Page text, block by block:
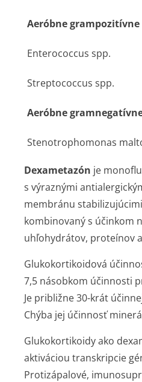
Aeróbne
Enterococcus spp.
Streptococcus spp.
Aeróbne
Stenotrophomonas
Dexametazón je
s výraznými
membránu
kombinovaný s účinkom
uhľohydrátov, proteínov
Glukokortikoidová
7,5 násobkom účinnosti
Je približne 30-krát
Chýba jej účinnosť
Glukokortikoidy ako
aktiváciou transkripcie
Protizápalové,